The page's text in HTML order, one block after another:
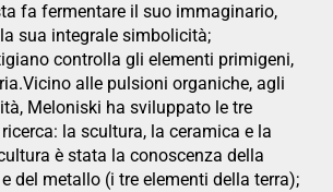
fa fermentare il suo immaginario,
sua integrale simbolicità;
controlla gli elementi primigeni,
alle pulsioni organiche, agli
Meloniski ha sviluppato le tre
la scultura, la ceramica e la
è stata la conoscenza della
del metallo (i tre elementi della terra);